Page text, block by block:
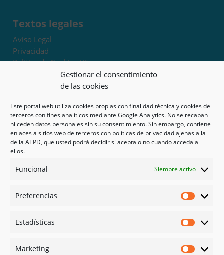
Gestionar el consentimiento
de las cookies
Este portal web utiliza cookies propias con finalidad técnica y cookies de
terceros con fines analíticos mediante Google Analytics. No se recaban
ni ceden datos personales sin su consentimiento. Sin embargo, contiene
enlaces a sitios web de terceros con políticas de privacidad ajenas a la
de la AEPD, que usted podrá decidir si acepta o no cuando acceda a
ellos.
Funcional Siempre activo
Preferencias
Estadísticas
Marketing
Textos legales
Aviso Legal
Privacidad
Política de Cookies UE
Términos y condiciones
Exoneración de responsabilidad
Mapa del sitio
Mi cuenta
Tienda
Psicología en Murcia
Guías
Redes sociales
Instagram
Linked in